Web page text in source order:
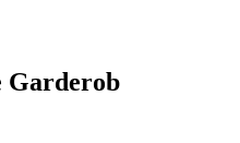
Garderob